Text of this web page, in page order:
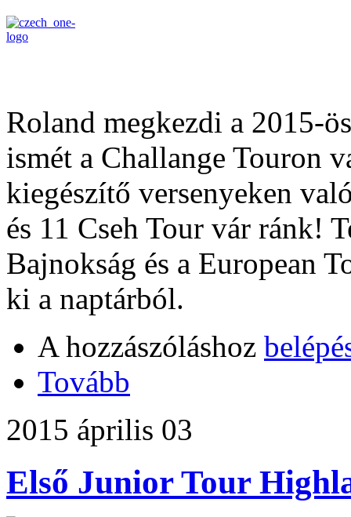
Roland megkezdi a 2015-
ismét a Challange Touron
kiegészítő versenyeken
és 11 Cseh Tour vár ránk!
Bajnokság és a European
ki a naptárból.
A hozzászóláshoz
Tovább
2015 április 03
Első Junior Tour